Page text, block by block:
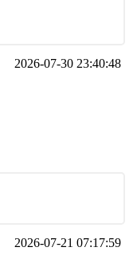
2026-07-30 23:40:48
2026-07-21 07:17:59